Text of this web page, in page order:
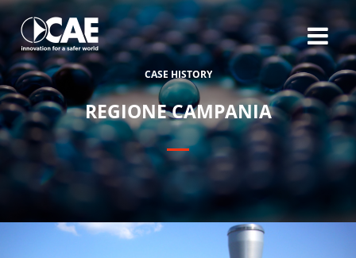
REGIONECAMPANIA
CASE HISTORY